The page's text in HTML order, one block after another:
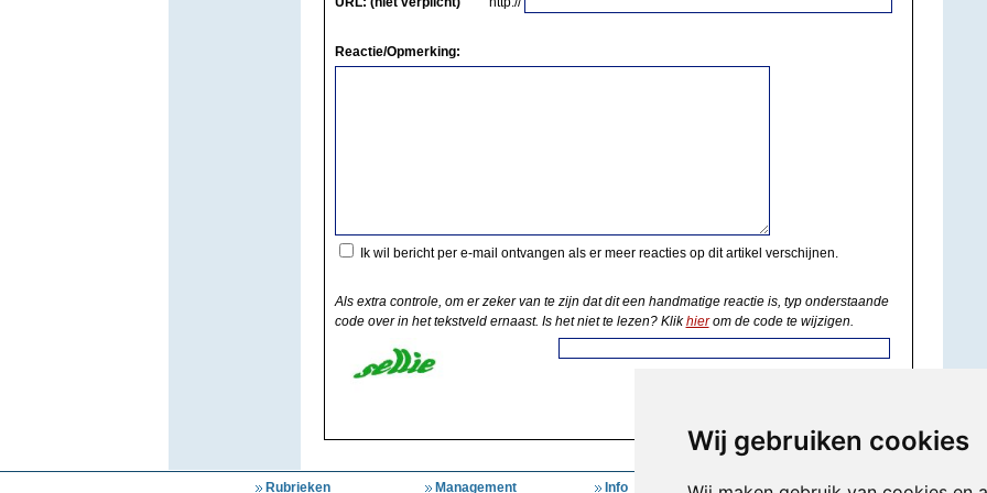
Wij gebruiken cookies
Reactie/Opmerking:
Ik wil bericht per e-mail ontvangen als er meer reacties op dit artikel verschijnen.
Als extra controle, om er zeker van te zijn dat dit een handmatige reactie is, typ onderstaande
code over in het tekstveld ernaast. Is het niet te lezen? Klikhierom de code te wijzigen.
Rubrieken Management Info Mijn Account